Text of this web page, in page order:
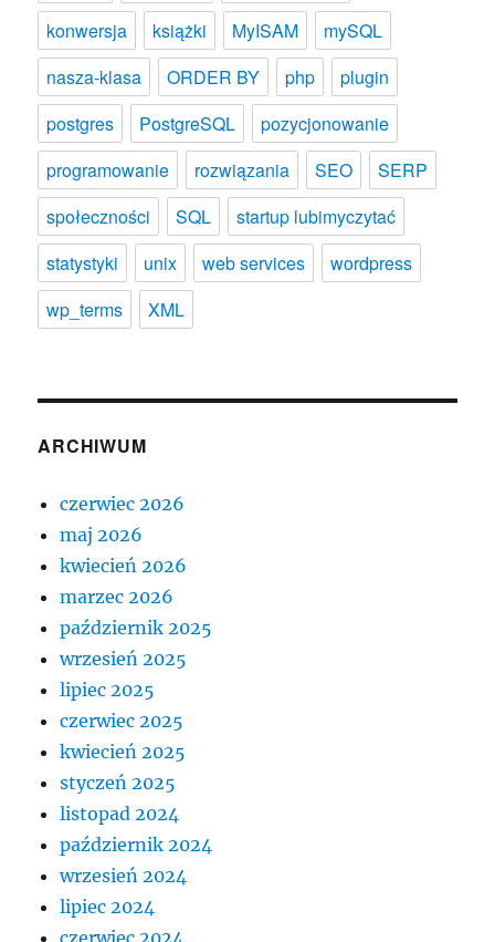
konwersja
książki MyISAM
mySQL
nasza-klasa
ORDER BY php
plugin
postgres
PostgreSQL
pozycjonowanie
programowanie
rozwiązania SEO
SERP
społeczności
SQL
startup lubimyczytać
statystyki
unix web services
wordpress
wp_terms
XML
ARCHIWUM
czerwiec 2026
maj 2026
kwiecień 2026
marzec 2026
październik 2025
wrzesień 2025
lipiec 2025
czerwiec 2025
kwiecień 2025
styczeń 2025
listopad 2024
październik 2024
wrzesień 2024
lipiec 2024
czerwiec 2024